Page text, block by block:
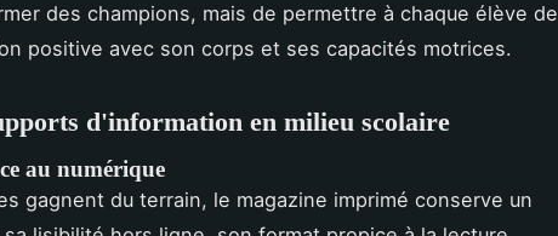
des champions, mais de permettre à chaque élève de
positive avec son corps et ses capacités motrices.
d'information en milieu scolaire
au numérique
gagnent du terrain, le magazine imprimé conserve un